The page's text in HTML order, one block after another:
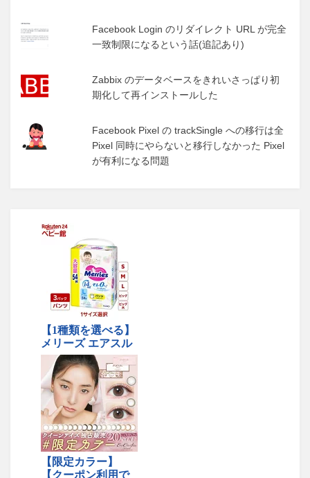
Facebook Login のリダイレクト URL が完全
一致制限になるという話(追記あり)
Zabbix のデータベースをきれいさっぱり初
期化して再インストールした
Facebook Pixel の trackSingle への移行は全
Pixel 同時にやらないと移行しなかった Pixel
が有利になる問題